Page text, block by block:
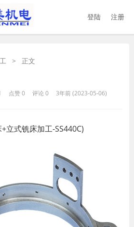
登陆 注册
> 正文
点赞 0 评论 0 3年前 (2023-05-06)
立式铣床加工-SS440C)